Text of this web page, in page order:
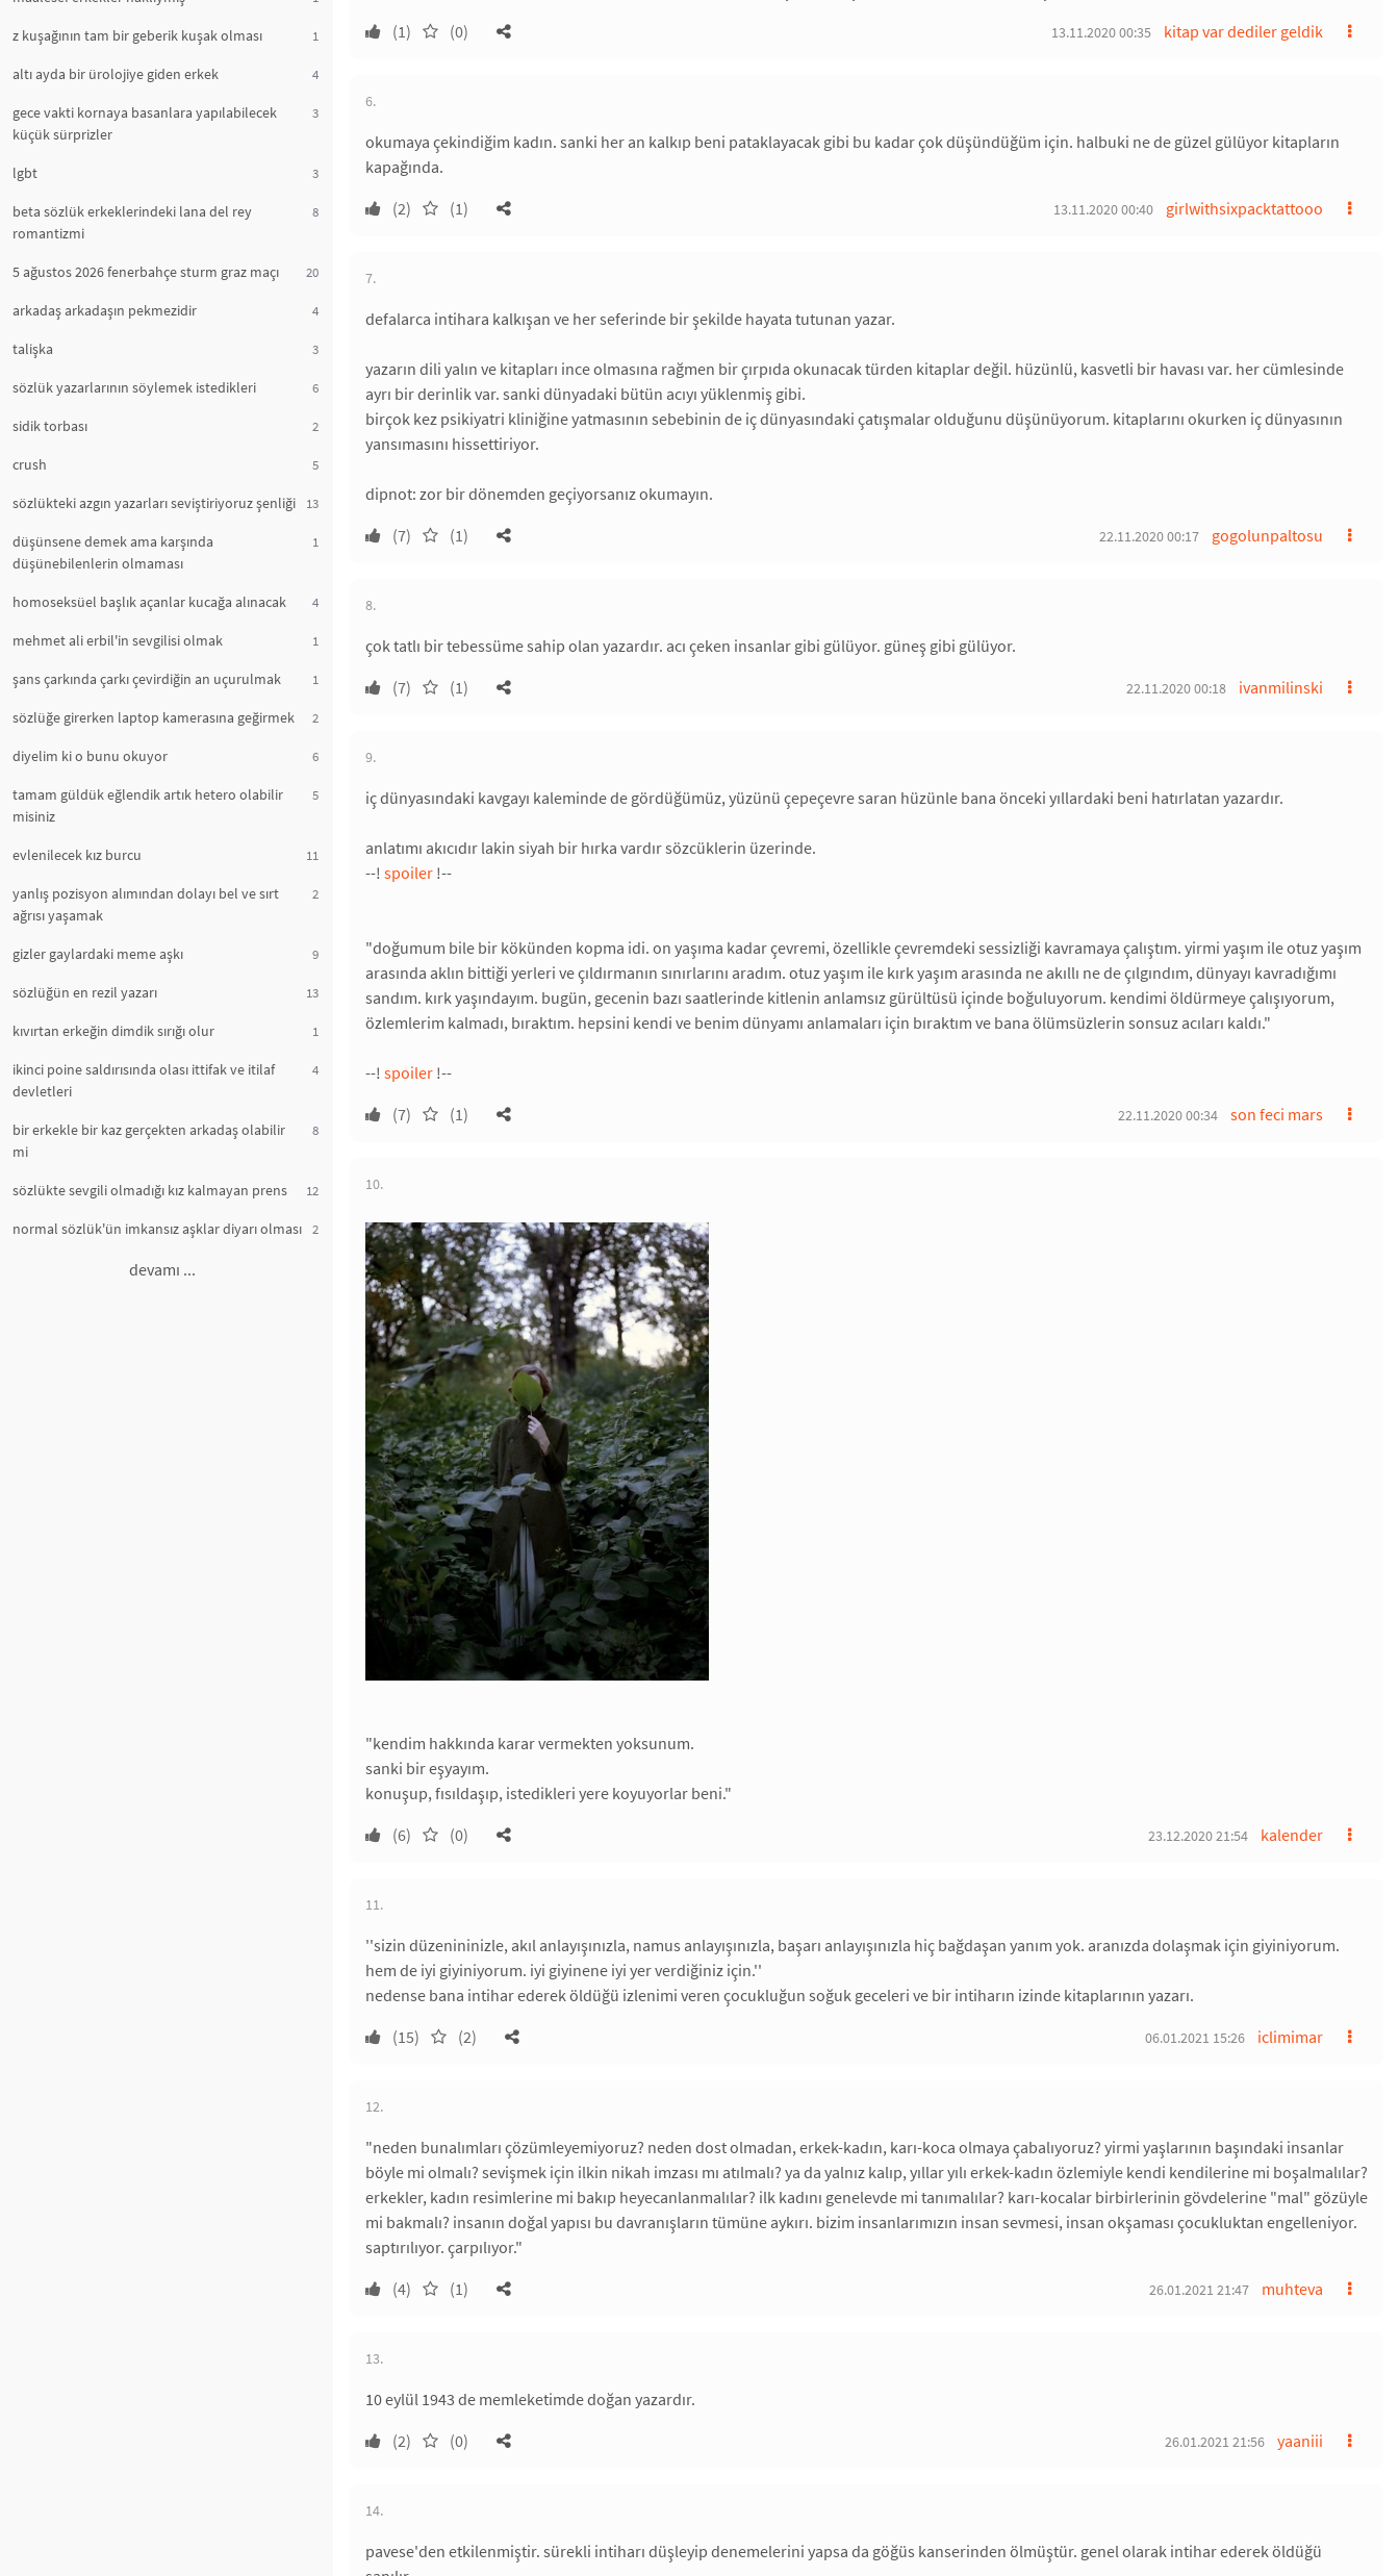
z kuşağının tam bir geberik kuşak olması 1
altı ayda bir ürolojiye giden erkek 4
gece vakti kornaya basanlara yapılabilecek
küçük sürprizler
3
lgbt 3
beta sözlük erkeklerindeki lana del rey
romantizmi
8
5 ağustos 2026 fenerbahçe sturm graz maçı 20
arkadaş arkadaşın pekmezidir 4
talişka 3
sözlük yazarlarının söylemek istedikleri 6
sidik torbası 2
crush 5
sözlükteki azgın yazarları seviştiriyoruz şenliği 13
düşünsene demek ama karşında
düşünebilenlerin olmaması
1
homoseksüel başlık açanlar kucağa alınacak 4
mehmet ali erbil'in sevgilisi olmak 1
şans çarkında çarkı çevirdiğin an uçurulmak 1
sözlüğe girerken laptop kamerasına geğirmek 2
diyelim ki o bunu okuyor 6
tamam güldük eğlendik artık hetero olabilir
misiniz
5
evlenilecek kız burcu 11
yanlış pozisyon alımından dolayı bel ve sırt
ağrısı yaşamak
2
gizler gaylardaki meme aşkı 9
sözlüğün en rezil yazarı 13
kıvırtan erkeğin dimdik sırığı olur 1
ikinci poine saldırısında olası ittifak ve itilaf
devletleri
4
bir erkekle bir kaz gerçekten arkadaş olabilir
mi
8
sözlükte sevgili olmadığı kız kalmayan prens 12
normal sözlük'ün imkansız aşklar diyarı olması 2
devamı ...
(1)
(0) kitap var dediler geldik
13.11.2020 00:35
6.
okumaya çekindiğim kadın. sanki her an kalkıp beni pataklayacak gibi bu kadar çok düşündüğüm için. halbuki ne de güzel gülüyor kitapların
kapağında.
(2)
(1) girlwithsixpacktattooo
13.11.2020 00:40
7.
defalarca intihara kalkışan ve her seferinde bir şekilde hayata tutunan yazar.
yazarın dili yalın ve kitapları ince olmasına rağmen bir çırpıda okunacak türden kitaplar değil. hüzünlü, kasvetli bir havası var. her cümlesinde
ayrı bir derinlik var. sanki dünyadaki bütün acıyı yüklenmiş gibi.
birçok kez psikiyatri kliniğine yatmasının sebebinin de iç dünyasındaki çatışmalar olduğunu düşünüyorum. kitaplarını okurken iç dünyasının
yansımasını hissettiriyor.
dipnot: zor bir dönemden geçiyorsanız okumayın.
(7)
(1) gogolunpaltosu
22.11.2020 00:17
8.
çok tatlı bir tebessüme sahip olan yazardır. acı çeken insanlar gibi gülüyor. güneş gibi gülüyor.
(7)
(1) ivanmilinski
22.11.2020 00:18
9.
iç dünyasındaki kavgayı kaleminde de gördüğümüz, yüzünü çepeçevre saran hüzünle bana önceki yıllardaki beni hatırlatan yazardır.
anlatımı akıcıdır lakin siyah bir hırka vardır sözcüklerin üzerinde.
--! spoiler !--
"doğumum bile bir kökünden kopma idi. on yaşıma kadar çevremi, özellikle çevremdeki sessizliği kavramaya çalıştım. yirmi yaşım ile otuz yaşım
arasında aklın bittiği yerleri ve çıldırmanın sınırlarını aradım. otuz yaşım ile kırk yaşım arasında ne akıllı ne de çılgındım, dünyayı kavradığımı
sandım. kırk yaşındayım. bugün, gecenin bazı saatlerinde kitlenin anlamsız gürültüsü içinde boğuluyorum. kendimi öldürmeye çalışıyorum,
özlemlerim kalmadı, bıraktım. hepsini kendi ve benim dünyamı anlamaları için bıraktım ve bana ölümsüzlerin sonsuz acıları kaldı."
--! spoiler !--
(7)
(1) son feci mars
22.11.2020 00:34
10.
"kendim hakkında karar vermekten yoksunum.
sanki bir eşyayım.
konuşup, fısıldaşıp, istedikleri yere koyuyorlar beni."
(6)
(0) kalender
23.12.2020 21:54
11.
''sizin düzenininizle, akıl anlayışınızla, namus anlayışınızla, başarı anlayışınızla hiç bağdaşan yanım yok. aranızda dolaşmak için giyiniyorum.
hem de iyi giyiniyorum. iyi giyinene iyi yer verdiğiniz için.''
nedense bana intihar ederek öldüğü izlenimi veren çocukluğun soğuk geceleri ve bir intiharın izinde kitaplarının yazarı.
(15)
(2) iclimimar
06.01.2021 15:26
12.
"neden bunalımları çözümleyemiyoruz? neden dost olmadan, erkek-kadın, karı-koca olmaya çabalıyoruz? yirmi yaşlarının başındaki insanlar
böyle mi olmalı? sevişmek için ilkin nikah imzası mı atılmalı? ya da yalnız kalıp, yıllar yılı erkek-kadın özlemiyle kendi kendilerine mi boşalmalılar?
erkekler, kadın resimlerine mi bakıp heyecanlanmalılar? ilk kadını genelevde mi tanımalılar? karı-kocalar birbirlerinin gövdelerine "mal" gözüyle
mi bakmalı? insanın doğal yapısı bu davranışların tümüne aykırı. bizim insanlarımızın insan sevmesi, insan okşaması çocukluktan engelleniyor.
saptırılıyor. çarpılıyor."
(4)
(1) muhteva
26.01.2021 21:47
13.
10 eylül 1943 de memleketimde doğan yazardır.
(2)
(0) yaaniii
26.01.2021 21:56
14.
pavese'den etkilenmiştir. sürekli intiharı düşleyip denemelerini yapsa da göğüs kanserinden ölmüştür. genel olarak intihar ederek öldüğü